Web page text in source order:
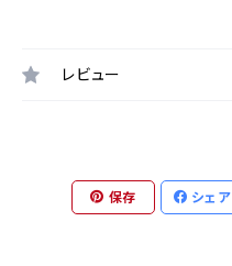
レビュー
保存 シェア